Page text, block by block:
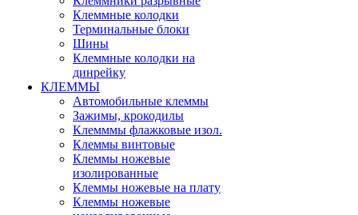
Клеммные колодки
Терминальные блоки
Шины
Клеммные колодки на
динрейку
КЛЕММЫ
Автомобильные клеммы
Зажимы, крокодилы
Клемммы флажковые изол.
Клеммы винтовые
Клеммы ножевые
изолированные
Клеммы ножевые на плату
Клеммы ножевые